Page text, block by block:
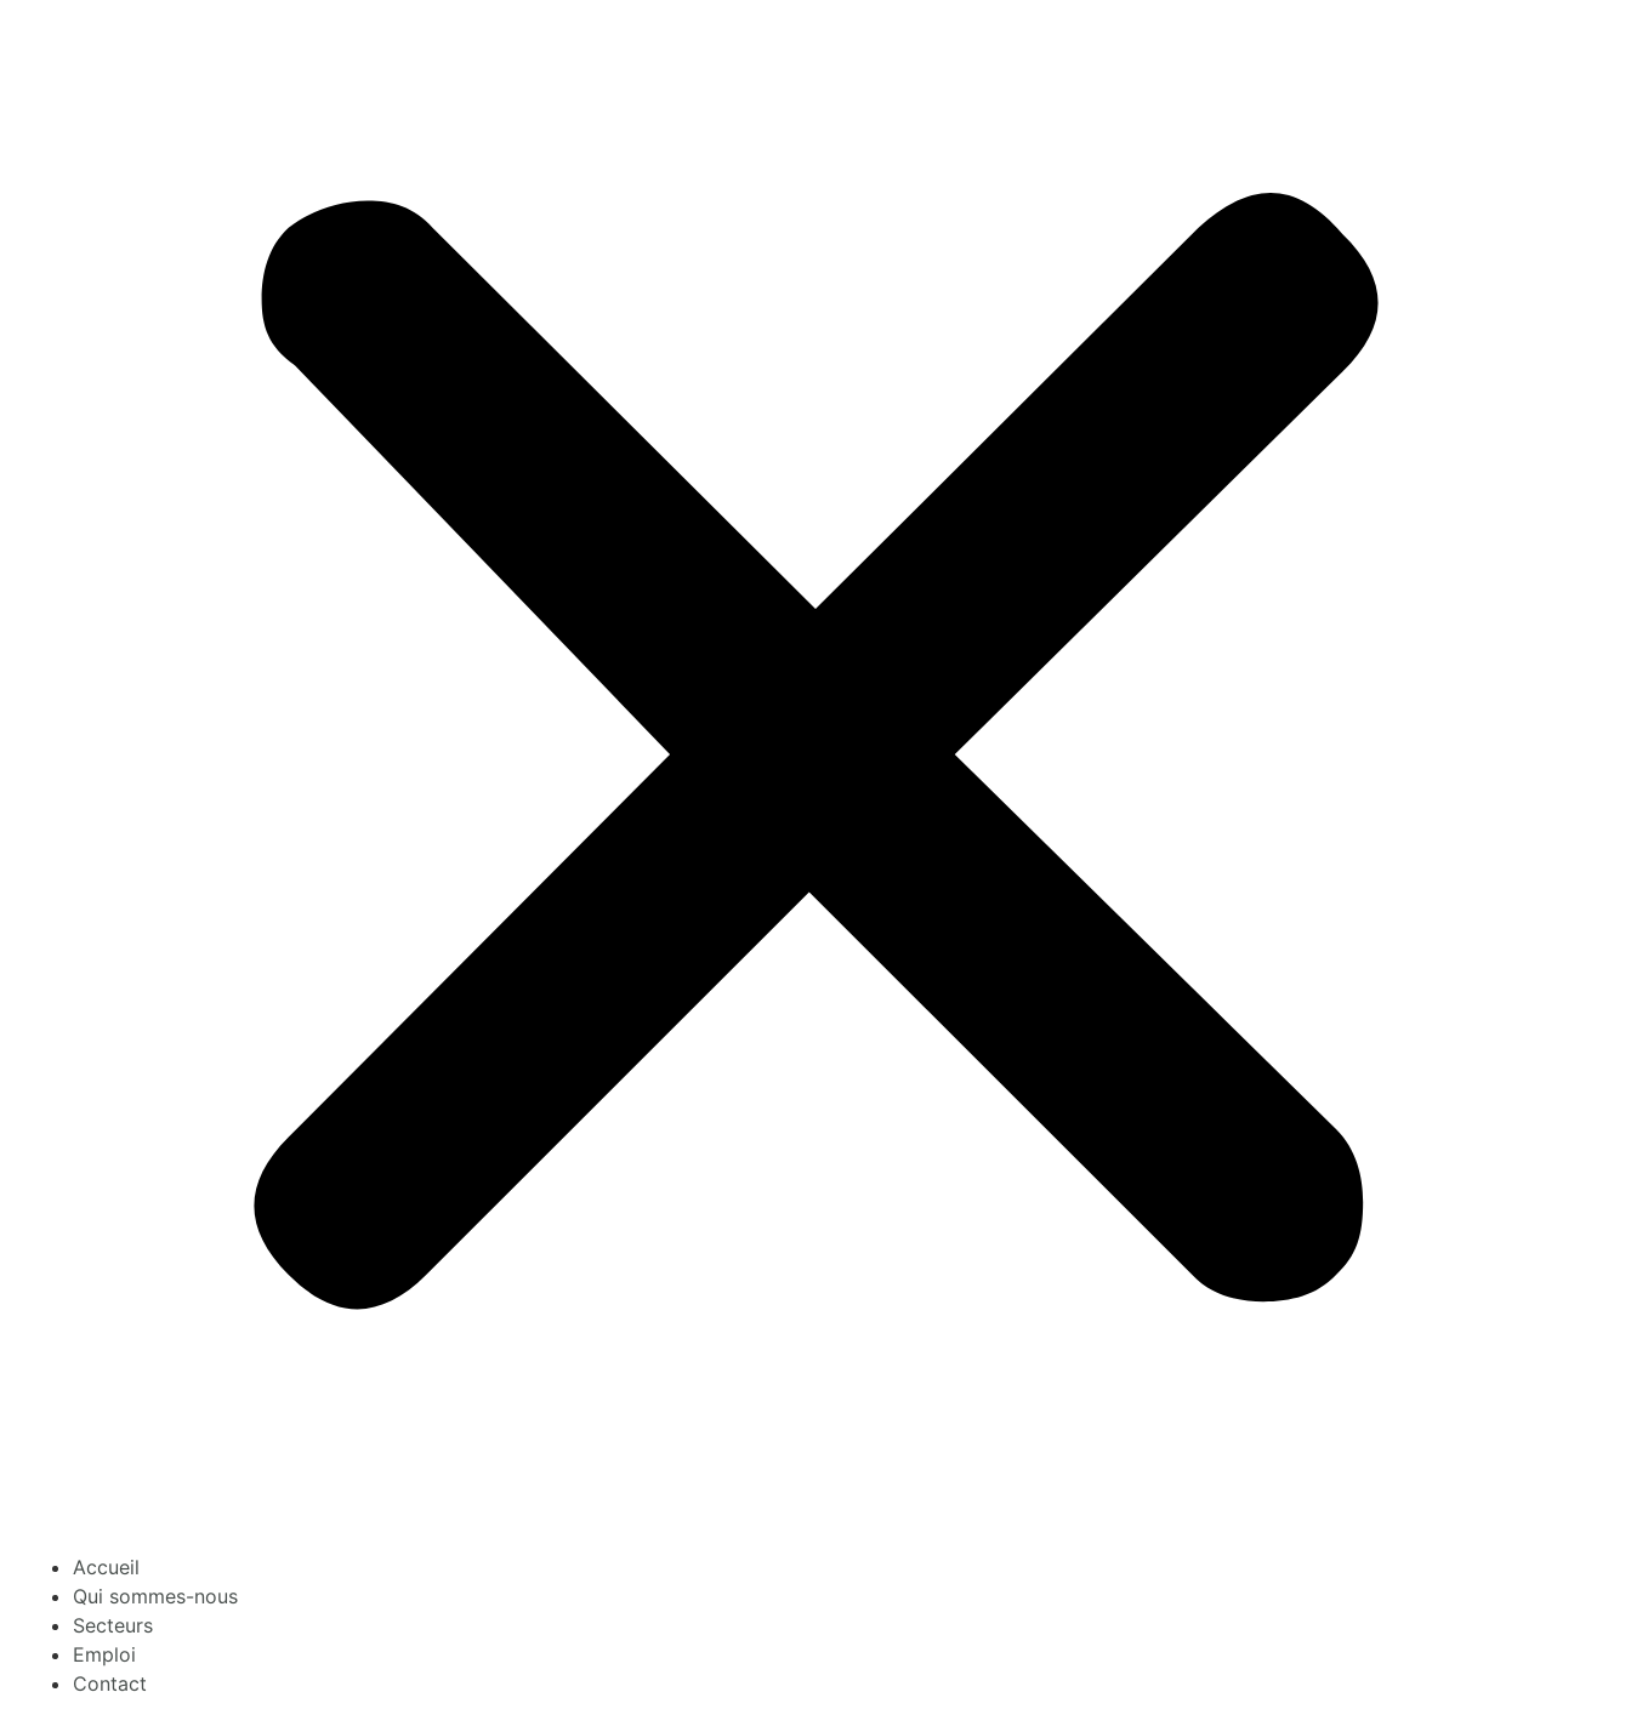
Accueil
Qui sommes-nous
Secteurs
Emploi
Contact